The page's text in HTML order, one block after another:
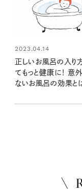
2023.04.14
正しいお風呂の入り
てもっと健康に！ 意
ないお風呂の効果と